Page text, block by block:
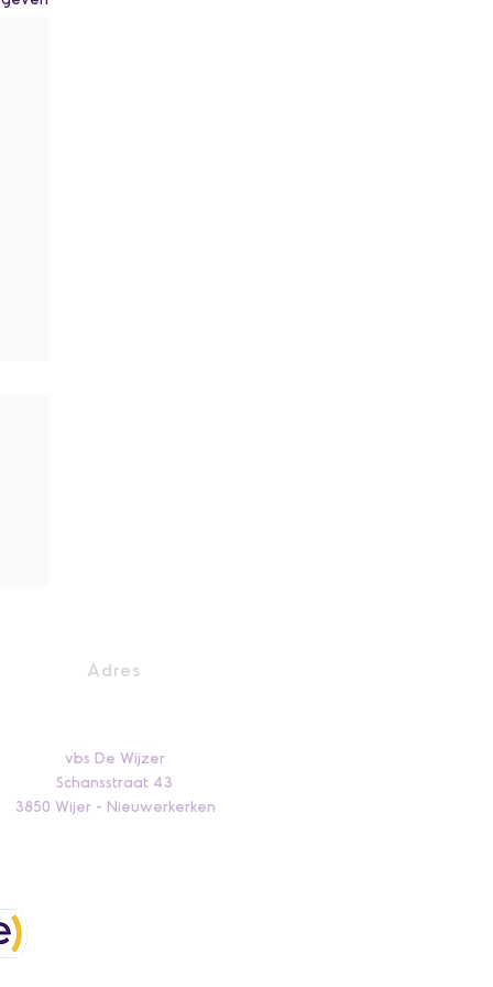
Adres
vbs De Wijzer
Schansstraat 43
3850 Wijer - Nieuwerkerken